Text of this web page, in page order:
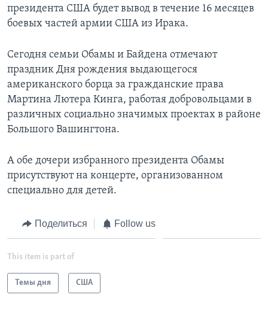
президента США будет вывод в течение 16 месяцев
боевых частей армии США из Ирака.
Сегодня семьи Обамы и Байдена отмечают
праздник Дня рождения выдающегося
американского борца за гражданские права
Мартина Лютера Кинга, работая добровольцами в
различных социально значимых проектах в районе
Большого Вашингтона.
А обе дочери избранного президента Обамы
присутствуют на концерте, организованном
специально для детей.
Поделиться Follow us
This item is part of
Темы дня США